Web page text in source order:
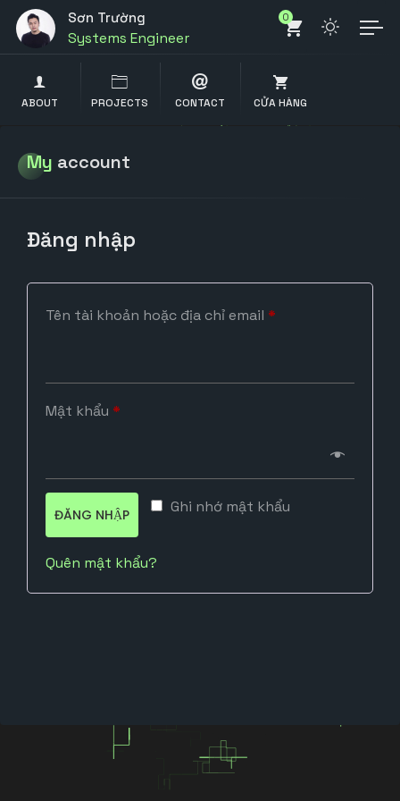
Sơn Trường
Systems Engineer
Computer Engineer
System Administrator
0
ABOUT PROJECTS CONTACT CỬA HÀNG
My account
Đăng nhập
Tên tài khoản hoặc địa chỉ email *
Mật khẩu *
Ghi nhớ mật khẩu
ĐĂNG NHẬP
Quên mật khẩu?